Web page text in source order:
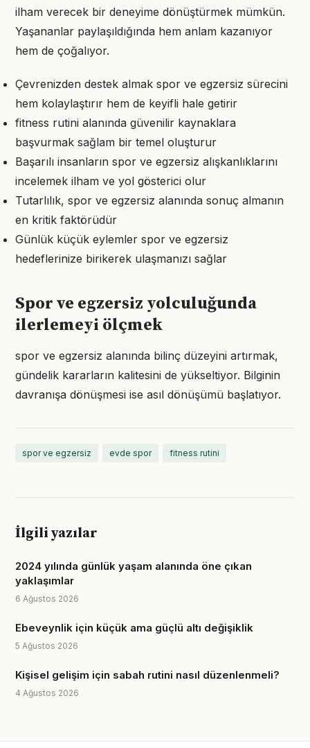
ilham verecek bir deneyime dönüştürmek mümkün.
Yaşananlar paylaşıldığında hem anlam kazanıyor
hem de çoğalıyor.
Çevrenizden destek almak spor ve egzersiz sürecini
hem kolaylaştırır hem de keyifli hale getirir
fitness rutini alanında güvenilir kaynaklara
başvurmak sağlam bir temel oluşturur
Başarılı insanların spor ve egzersiz alışkanlıklarını
incelemek ilham ve yol gösterici olur
Tutarlılık, spor ve egzersiz alanında sonuç almanın
en kritik faktörüdür
Günlük küçük eylemler spor ve egzersiz
hedeflerinize birikerek ulaşmanızı sağlar
Spor ve egzersiz yolculuğunda
ilerlemeyi ölçmek
spor ve egzersiz alanında bilinç düzeyini artırmak,
gündelik kararların kalitesini de yükseltiyor. Bilginin
davranışa dönüşmesi ise asıl dönüşümü başlatıyor.
spor ve egzersiz evde spor fitness rutini
İlgili yazılar
2024 yılında günlük yaşam alanında öne çıkan
yaklaşımlar
6 Ağustos 2026
Ebeveynlik için küçük ama güçlü altı değişiklik
5 Ağustos 2026
Kişisel gelişim için sabah rutini nasıl düzenlenmeli?
4 Ağustos 2026